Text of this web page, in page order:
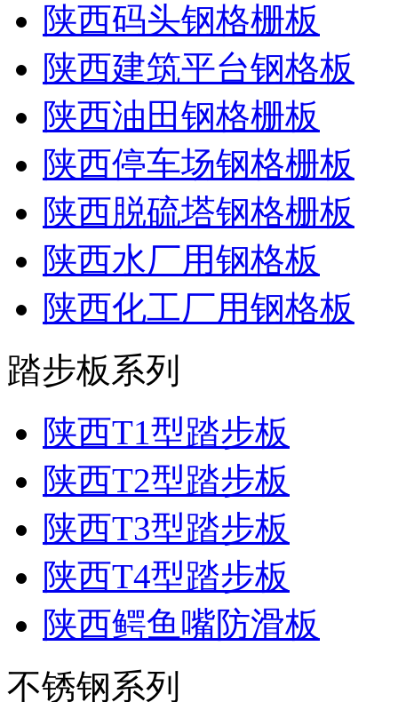
陕西码头钢格栅板
陕西建筑平台钢格板
陕西油田钢格栅板
陕西停车场钢格栅板
陕西脱硫塔钢格栅板
陕西水厂用钢格板
陕西化工厂用钢格板
踏步板系列
陕西T1型踏步板
陕西T2型踏步板
陕西T3型踏步板
陕西T4型踏步板
陕西鳄鱼嘴防滑板
不锈钢系列